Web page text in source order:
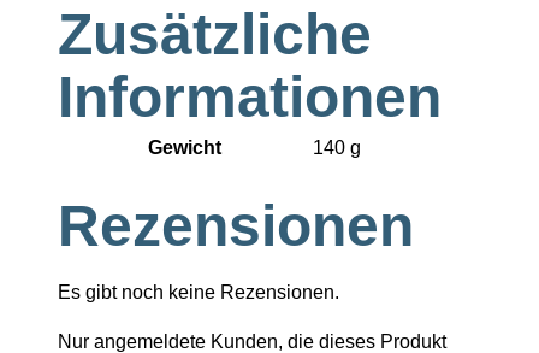
Zusätzliche
Informationen
Gewicht 140 g
Rezensionen
Es gibt noch keine Rezensionen.
Nur angemeldete Kunden, die dieses Produkt